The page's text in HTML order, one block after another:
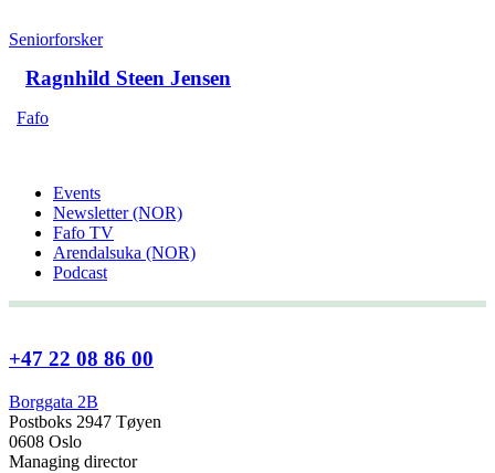
Seniorforsker
Ragnhild Steen Jensen
Fafo
Events
Newsletter (NOR)
Fafo TV
Arendalsuka (NOR)
Podcast
+47 22 08 86 00
Borggata 2B
Postboks 2947 Tøyen
0608 Oslo
Managing director